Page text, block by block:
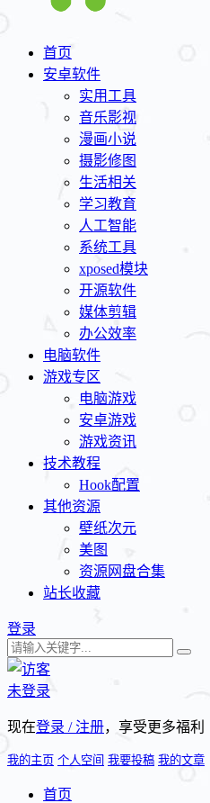
首页
安卓软件
实用工具
音乐影视
漫画小说
摄影修图
生活相关
学习教育
人工智能
系统工具
xposed模块
开源软件
媒体剪辑
办公效率
电脑软件
游戏专区
电脑游戏
安卓游戏
游戏资讯
技术教程
Hook配置
其他资源
壁纸次元
美图
资源网盘合集
站长收藏
登录
未登录
现在登录 / 注册，享受更多福利
我的主页 个人空间 我要投稿 我的文章
首页